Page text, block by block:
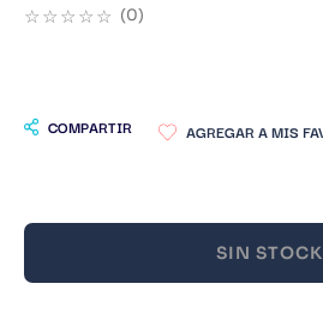
☆☆☆☆☆ (0)
COMPARTIR
SIN STOCK
10. Infantil